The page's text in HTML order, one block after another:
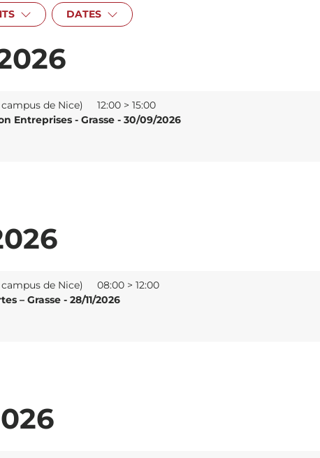
DATES
de Nice)
12:00 > 15:00
Entreprises - Grasse - 30/09/2026
de Nice)
08:00 > 12:00
– Grasse - 28/11/2026